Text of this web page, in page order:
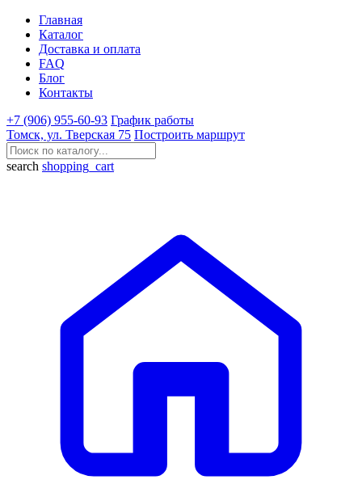
Главная
Каталог
Доставка и оплата
FAQ
Блог
Контакты
+7 (906) 955-60-93 График работы
Томск, ул. Тверская 75 Построить маршрут
search shopping_cart